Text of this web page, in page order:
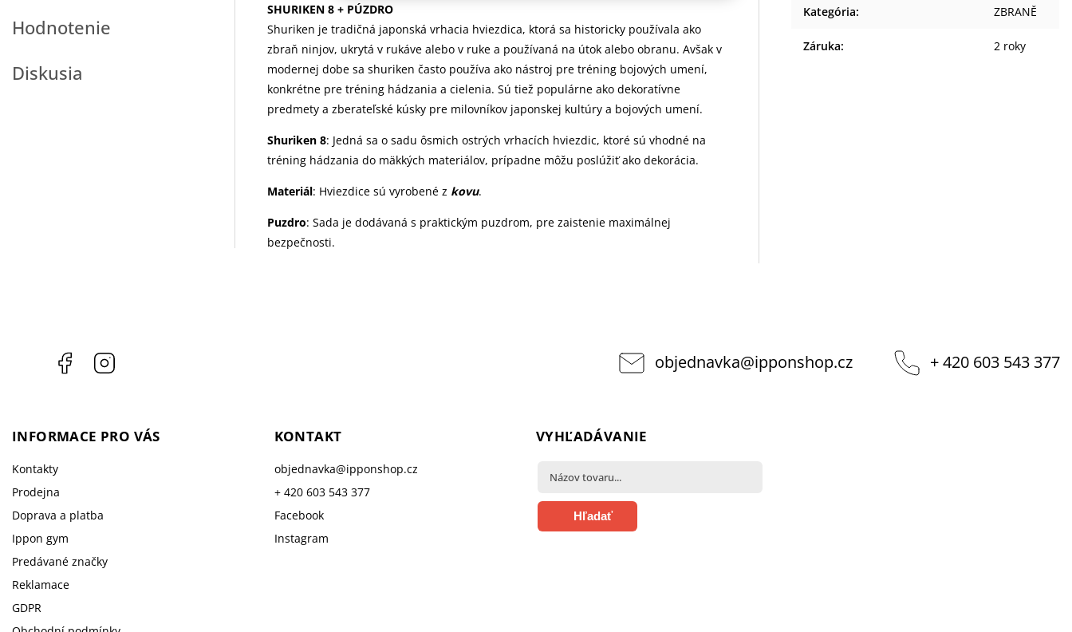
Hodnotenie
Diskusia
SHURIKEN 8 + PÚZDRO
Shuriken je tradičná japonská vrhacia hviezdica, ktorá sa historicky používala ako
zbraň ninjov, ukrytá v rukáve alebo v ruke a používaná na útok alebo obranu. Avšak v
modernej dobe sa shuriken často používa ako nástroj pre tréning bojových umení,
konkrétne pre tréning hádzania a cielenia. Sú tiež populárne ako dekoratívne
predmety a zberateľské kúsky pre milovníkov japonskej kultúry a bojových umení.
Shuriken 8: Jedná sa o sadu ôsmich ostrých vrhacích hviezdic, ktoré sú vhodné na
tréning hádzania do mäkkých materiálov, prípadne môžu poslúžiť ako dekorácia.
Materiál: Hviezdice sú vyrobené z kovu.
Puzdro: Sada je dodávaná s praktickým puzdrom, pre zaistenie maximálnej
bezpečnosti.
Kategória: ZBRANĚ
Záruka: 2 roky
Facebook objednavka@ipponshop.cz + 420 603 543 377
INFORMACE PRO VÁS
Kontakty
Prodejna
Doprava a platba
Ippon gym
Predávané značky
Reklamace
GDPR
KONTAKT
objednavka@ipponshop.cz
+ 420 603 543 377
Facebook
Instagram
VYHĽADÁVANIE
Hľadať